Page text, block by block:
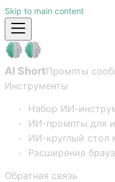
Skip to main content
AI ShortПромпты
Инструменты
Набор ИИ-
ИИ-промпты для
ИИ-круглый стол
Расширение
Обратная связь